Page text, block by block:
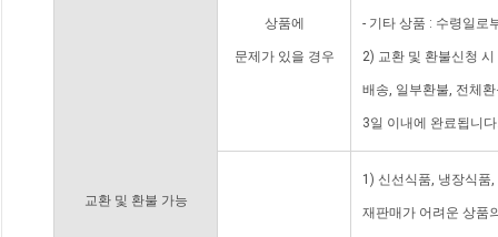
교환 및 환불 가능
상품에
문제가 있을 경우
- 기타 상품 : 수령일로
2) 교환 및 환불신청
배송, 일부환불, 전체
3일 이내에 완료됩니
1) 신선식품, 냉장식품
재판매가 어려운 상품